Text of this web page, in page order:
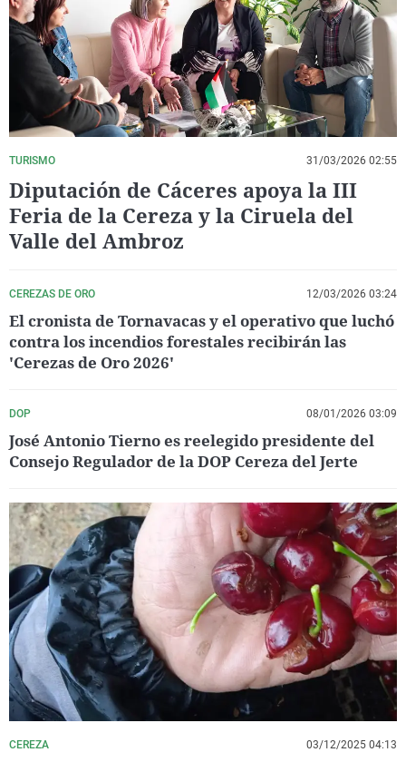
La rosa de los vientos
Gente viajera
Como el perro y el
Caso
Retornados
Equipo de
Operación Viuda
Extremadura
Galicia
La Rioja
Navarra
País Vasco
Virales
Televisión
Elecciones
TURISMO 31/03/2026 02:55
Diputación de Cáceres apoya la III
Feria de la Cereza y la Ciruela del
Valle del Ambroz
CEREZAS DE ORO 12/03/2026 03:24
El cronista de Tornavacas y el operativo que luchó
contra los incendios forestales recibirán las
'Cerezas de Oro 2026'
DOP 08/01/2026 03:09
José Antonio Tierno es reelegido presidente del
Consejo Regulador de la DOP Cereza del Jerte
CEREZA 03/12/2025 04:13